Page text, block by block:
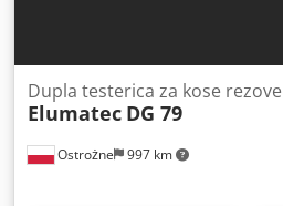
Ostrożne 997 km
Dupla testerica za kose rezove
Elumatec DG 79